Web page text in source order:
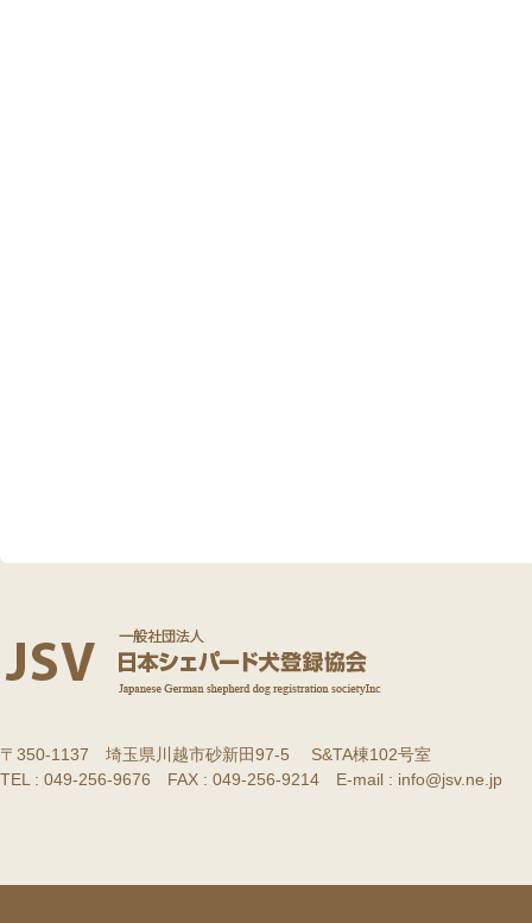
〒350-1137 埼玉県川越市砂新田97-5 S&TA棟102号室
TEL : 049-256-9676 FAX : 049-256-9214 E-mail : info@jsv.ne.jp